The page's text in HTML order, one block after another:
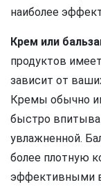
наиболее
Крем или
продуктов
зависит от
Кремы обычно
быстро
увлажненной.
более плотную
эффективными